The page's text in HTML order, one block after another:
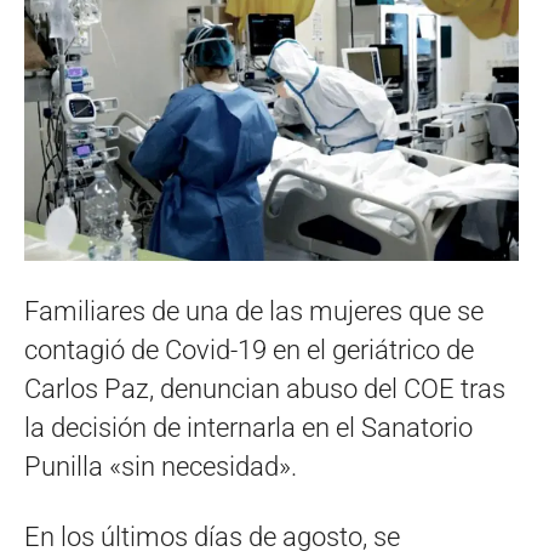
Familiares de una de las mujeres que se
contagió de Covid-19 en el geriátrico de
Carlos Paz, denuncian abuso del COE tras
la decisión de internarla en el Sanatorio
Punilla «sin necesidad».
En los últimos días de agosto, se